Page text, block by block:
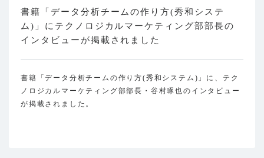
書籍「データ分析チームの作り方(秀和システ
ム)」にテクノロジカルマーケティング部部長の
インタビューが掲載されました
書籍「データ分析チームの作り方(秀和システム)」に、テク
ノロジカルマーケティング部部長・谷村琢也のインタビュー
が掲載されました。